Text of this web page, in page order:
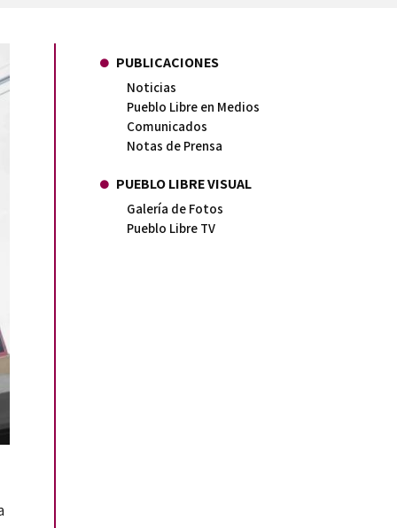
PUBLICACIONES
Noticias
Pueblo Libre en Medios
Comunicados
Notas de Prensa
PUEBLO LIBRE VISUAL
Galería de Fotos
Pueblo Libre TV